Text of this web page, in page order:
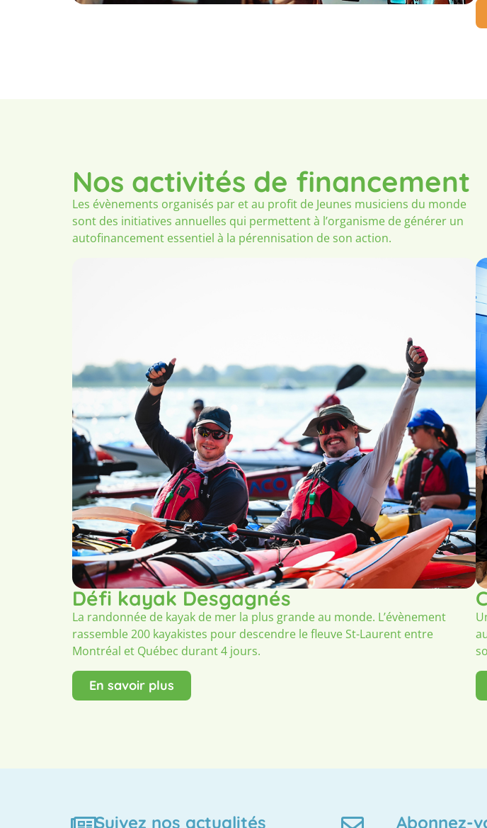
Nos activités de financement
Les évènements organisés par et au profit de Jeunes musiciens du monde
sont des initiatives annuelles qui permettent à l’organisme de générer un
autofinancement essentiel à la pérennisation de son action.
Défi kayak Desgagnés
La randonnée de kayak de mer la plus grande au monde. L’évènement
rassemble 200 kayakistes pour descendre le fleuve St-Laurent entre
Montréal et Québec durant 4 jours.
En savoir plus
Suivez nos actualités Abonnez-